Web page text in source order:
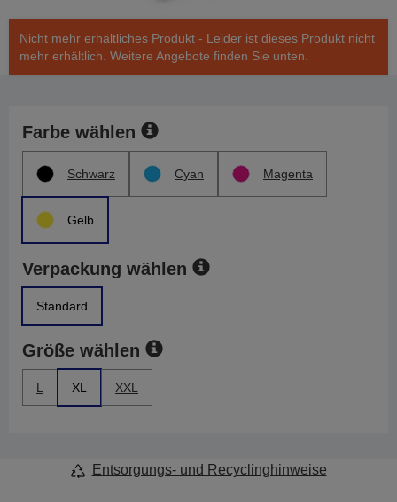
Nicht mehr erhältliches Produkt - Leider ist dieses Produkt nicht
mehr erhältlich. Weitere Angebote finden Sie unten.
Farbe wählen
Schwarz Cyan Magenta
Gelb
Verpackung wählen
Standard
Größe wählen
L XL XXL
Entsorgungs- und Recyclinghinweise